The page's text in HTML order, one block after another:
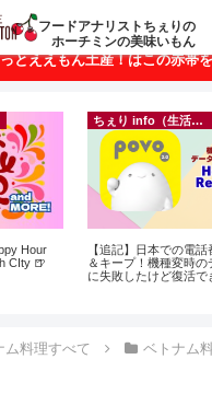
・ホーチミンの美味いもんが満載！
とええもん土産！はこの赤帯
】日本での電話番号ゲット
！機種変時のデータ移行
したけど復活できた話！~
【Ho
おき
なに違う？！
ム料理すべて
ベトナム
フードアナリストちぇりの
ホーチミンの美味いもん